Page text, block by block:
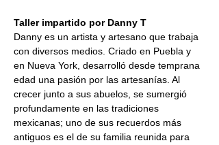
Taller impartido por Danny T
Danny es un artista y artesano que trabaja
con diversos medios. Criado en Puebla y
en Nueva York, desarrolló desde temprana
edad una pasión por las artesanías. Al
crecer junto a sus abuelos, se sumergió
profundamente en las tradiciones
mexicanas; uno de sus recuerdos más
antiguos es el de su familia reunida para